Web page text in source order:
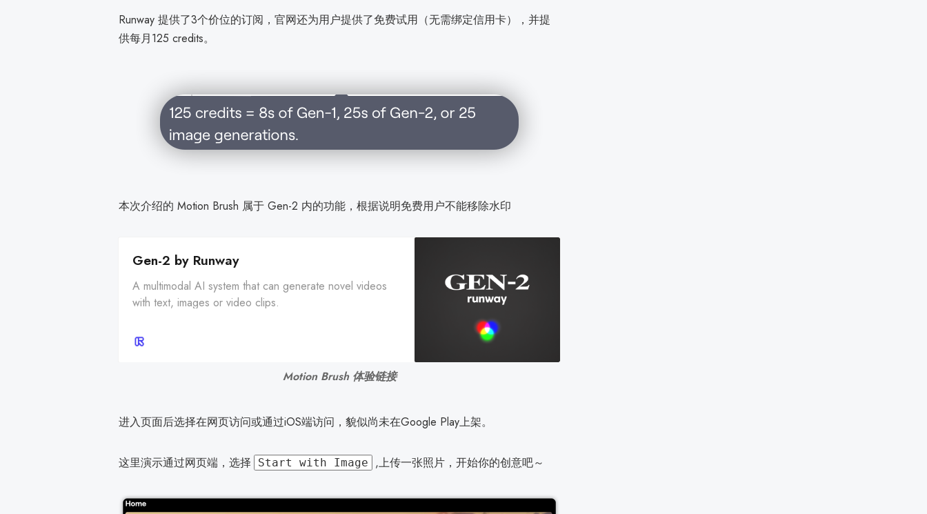
Runway 提供了3个价位的订阅，官网还为用户提供了免费试用（无需绑定信用卡），并提
供每月125 credits。
本次介绍的 Motion Brush 属于 Gen-2 内的功能，根据说明免费用户不能移除水印
Gen-2 by Runway
A multimodal AI system that can generate novel videos
with text, images or video clips.
Motion Brush 体验链接
进入页面后选择在网页访问或通过iOS端访问，貌似尚未在Google Play上架。
这里演示通过网页端，选择 Start with Image ,上传一张照片，开始你的创意吧～